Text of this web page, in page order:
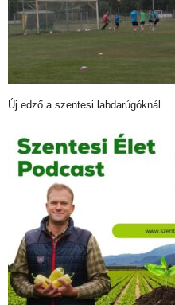
Új edző a szentesi labdarúgóknál…